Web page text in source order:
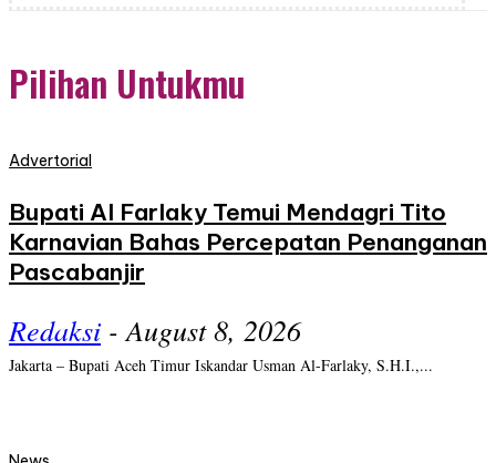
Pilihan Untukmu
Advertorial
Bupati Al Farlaky Temui Mendagri Tito
Karnavian Bahas Percepatan Penanganan
Pascabanjir
Redaksi - August 8, 2026
Jakarta – Bupati Aceh Timur Iskandar Usman Al-Farlaky, S.H.I.,...